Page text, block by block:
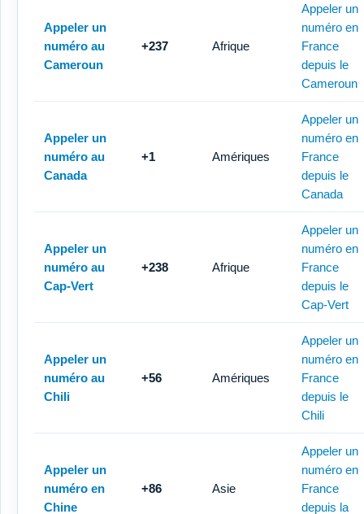
Appeler un
numéro au
Cameroun
+237 Afrique
Appeler un
numéro en
France
depuis le
Cameroun
Appeler un
numéro au
Canada
+1 Amériques
Appeler un
numéro en
France
depuis le
Canada
Appeler un
numéro au
Cap-Vert
+238 Afrique
Appeler un
numéro en
France
depuis le
Cap-Vert
Appeler un
numéro au
Chili
+56 Amériques
Appeler un
numéro en
France
depuis le
Chili
Appeler un
numéro en
Chine
+86 Asie
Appeler un
numéro en
France
depuis la